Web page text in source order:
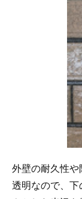
外壁の耐久性や
透明なので、